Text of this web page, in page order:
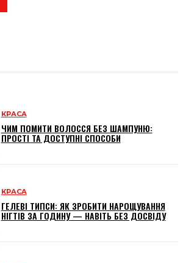
КРАСА
ЧИМ ПОМИТИ ВОЛОССЯ БЕЗ ШАМПУНЮ:
ПРОСТІ ТА ДОСТУПНІ СПОСОБИ
КРАСА
ГЕЛЕВІ ТИПСИ: ЯК ЗРОБИТИ НАРОЩУВАННЯ
НІГТІВ ЗА ГОДИНУ — НАВІТЬ БЕЗ ДОСВІДУ